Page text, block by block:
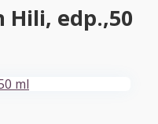
Hili, edp.,50